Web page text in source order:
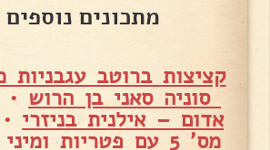
מתכונים נוספים
קציצות ברוטב
סוניה סאני בן הרוש •
אדום – אילנית בניזרי
מס' 5 עם פטריות